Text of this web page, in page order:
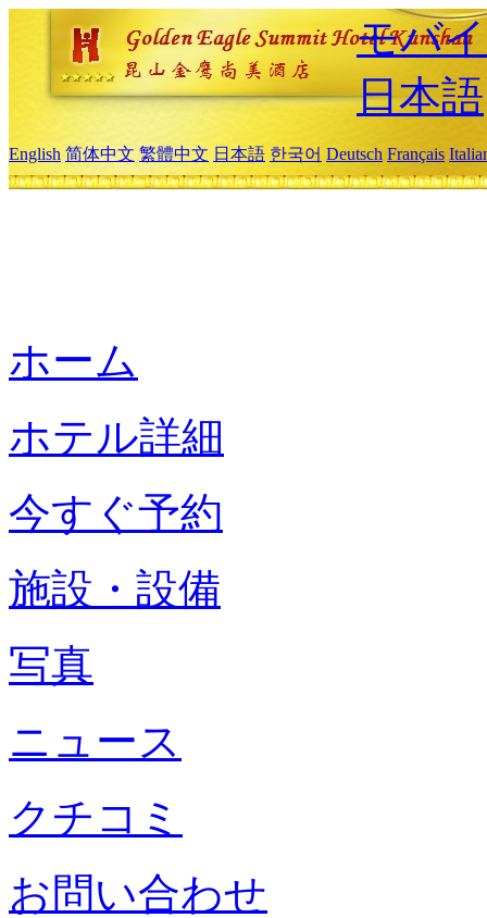
モバ
日本語
English 简体中文 繁體中文 日本語 한국어 Deutsch Français
ホーム
ホテル詳細
今すぐ予約
施設・設備
写真
ニュース
クチコミ
お問い合わせ